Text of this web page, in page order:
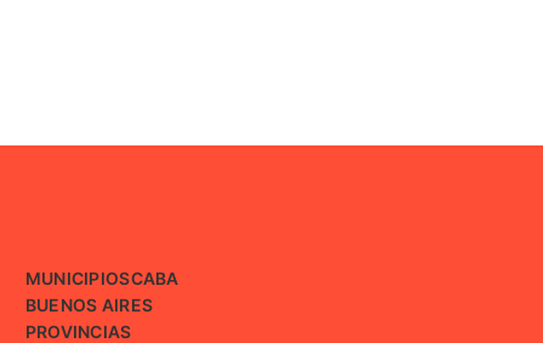
MUNICIPIOSCABA
BUENOS AIRES
PROVINCIAS